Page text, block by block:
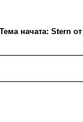
начата: Stern от